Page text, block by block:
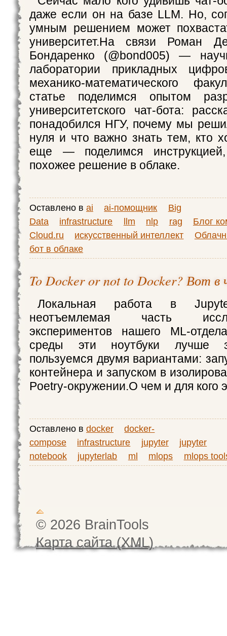
даже если он на базе LLM. Но,
умным решением может
университет.На связи Роман
Бондаренко (@bond005) —
лаборатории прикладных
механико-математического
статье поделимся опытом
университетского чат-бота:
понадобился НГУ, почему мы
нуля и что важно знать тем, кто
еще — поделимся инструкцией,
похожее решение в облаке.
Оставлено в ai ai-помощник
Big
Data
infrastructure llm nlp rag
Блог
Cloud.ru
искусственный интеллект
бот в облаке
To Docker or not to Docker? Вот в
Локальная работа в
неотъемлемая часть
экспериментов нашего ML-
среды эти ноутбуки лучше
пользуемся двумя вариантами:
контейнера и запуском в
Poetry-окружении.О чем и для кого
Оставлено в docker
docker-
compose
infrastructure jupyter
jupyter
notebook
jupyterlab ml mlops mlops
© 2026 BrainTools
Карта сайта (XML)